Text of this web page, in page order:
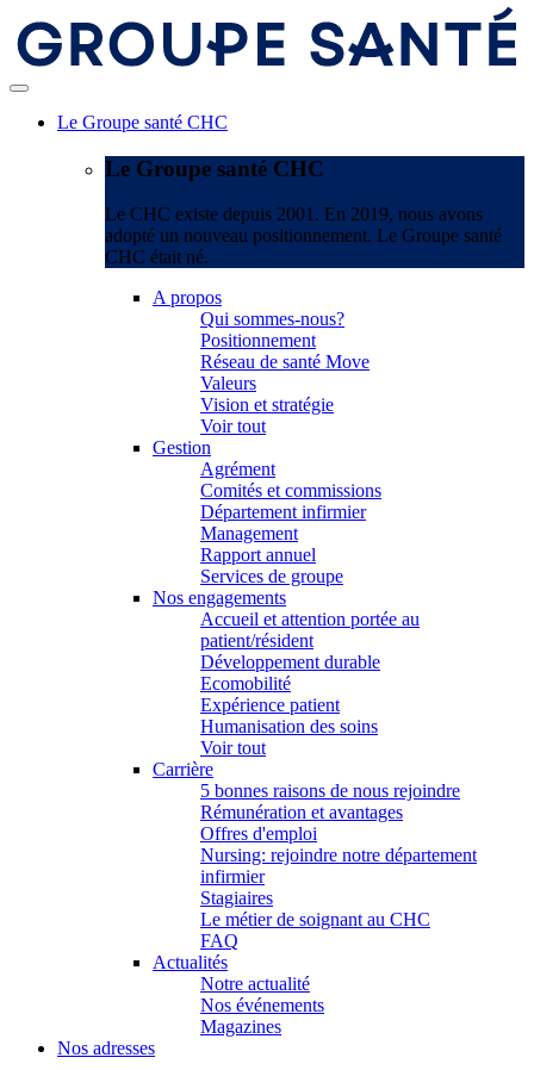
Le Groupe santé CHC
Le Groupe santé CHC
Le CHC existe depuis 2001. En 2019, nous avons
adopté un nouveau positionnement. Le Groupe santé
CHC était né.
A propos
Qui sommes-nous?
Positionnement
Réseau de santé Move
Valeurs
Vision et stratégie
Voir tout
Gestion
Agrément
Comités et commissions
Département infirmier
Management
Rapport annuel
Services de groupe
Nos engagements
Accueil et attention portée au
patient/résident
Développement durable
Ecomobilité
Expérience patient
Humanisation des soins
Voir tout
Carrière
5 bonnes raisons de nous rejoindre
Rémunération et avantages
Offres d'emploi
Nursing: rejoindre notre département
infirmier
Stagiaires
Le métier de soignant au CHC
FAQ
Actualités
Notre actualité
Nos événements
Magazines
Nos adresses